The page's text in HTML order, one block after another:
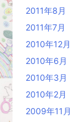
2011年8月
2011年7月
2010年12月
2010年6月
2010年3月
2010年2月
2009年11月